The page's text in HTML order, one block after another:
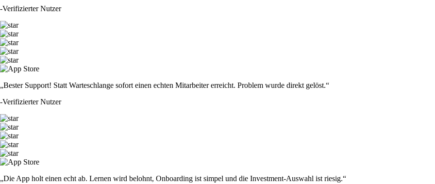
-Verifizierter Nutzer
„Bester Support! Statt Warteschlange sofort einen echten Mitarbeiter erreicht. Problem wurde direkt gelöst.“
-Verifizierter Nutzer
„Die App holt einen echt ab. Lernen wird belohnt, Onboarding ist simpel und die Investment-Auswahl ist riesig.“